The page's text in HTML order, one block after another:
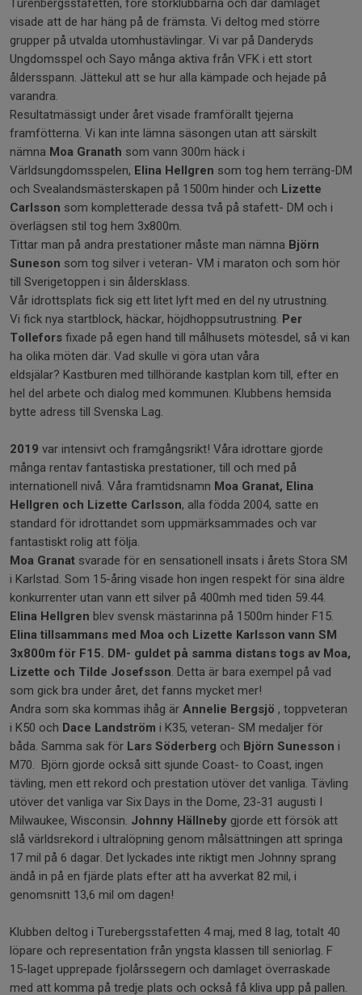
Turenbergsstafetten, före storklubbarna och där damlaget
visade att de har häng på de främsta. Vi deltog med större
grupper på utvalda utomhustävlingar. Vi var på Danderyds
Ungdomsspel och Sayo många aktiva från VFK i ett stort
åldersspann. Jättekul att se hur alla kämpade och hejade på
varandra.
Resultatmässigt under året visade framförallt tjejerna
framfötterna. Vi kan inte lämna säsongen utan att särskilt
nämna Moa Granath som vann 300m häck i
Världsungdomsspelen, Elina Hellgren som tog hem terräng-DM
och Svealandsmästerskapen på 1500m hinder och Lizette
Carlsson som kompletterade dessa två på stafett- DM och i
överlägsen stil tog hem 3x800m.
Tittar man på andra prestationer måste man nämna Björn
Suneson som tog silver i veteran- VM i maraton och som hör
till Sverigetoppen i sin åldersklass.
Vår idrottsplats fick sig ett litet lyft med en del ny utrustning.
Vi fick nya startblock, häckar, höjdhoppsutrustning. Per
Tollefors fixade på egen hand till målhusets mötesdel, så vi kan
ha olika möten där. Vad skulle vi göra utan våra
eldsjälar? Kastburen med tillhörande kastplan kom till, efter en
hel del arbete och dialog med kommunen. Klubbens hemsida
bytte adress till Svenska Lag.
2019 var intensivt och framgångsrikt! Våra idrottare gjorde
många rentav fantastiska prestationer, till och med på
internationell nivå. Våra framtidsnamn Moa Granat, Elina
Hellgren och Lizette Carlsson, alla födda 2004, satte en
standard för idrottandet som uppmärksammades och var
fantastiskt rolig att följa.
Moa Granat svarade för en sensationell insats i årets Stora SM
i Karlstad. Som 15-åring visade hon ingen respekt för sina äldre
konkurrenter utan vann ett silver på 400mh med tiden 59.44.
Elina Hellgren blev svensk mästarinna på 1500m hinder F15.
Elina tillsammans med Moa och Lizette Karlsson vann SM
3x800m för F15. DM- guldet på samma distans togs av Moa,
Lizette och Tilde Josefsson. Detta är bara exempel på vad
som gick bra under året, det fanns mycket mer!
Andra som ska kommas ihåg är Annelie Bergsjö , toppveteran
i K50 och Dace Landström i K35, veteran- SM medaljer för
båda. Samma sak för Lars Söderberg och Björn Sunesson i
M70. Björn gjorde också sitt sjunde Coast- to Coast, ingen
tävling, men ett rekord och prestation utöver det vanliga. Tävling
utöver det vanliga var Six Days in the Dome, 23-31 augusti I
Milwaukee, Wisconsin. Johnny Hällneby gjorde ett försök att
slå världsrekord i ultralöpning genom målsättningen att springa
17 mil på 6 dagar. Det lyckades inte riktigt men Johnny sprang
ändå in på en fjärde plats efter att ha avverkat 82 mil, i
genomsnitt 13,6 mil om dagen!
Klubben deltog i Turebergsstafetten 4 maj, med 8 lag, totalt 40
löpare och representation från yngsta klassen till seniorlag. F
15-laget upprepade fjolårssegern och damlaget överraskade
med att komma på tredje plats och också få kliva upp på pallen.